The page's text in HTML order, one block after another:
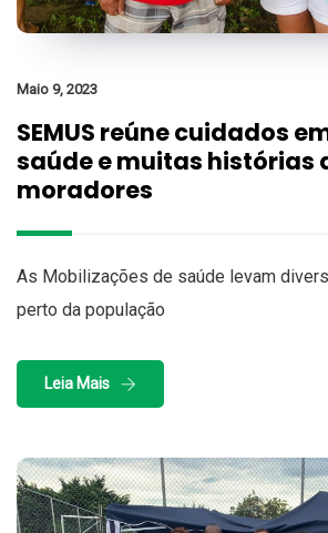
Maio 9, 2023
SEMUS reúne cuidados
saúde e muitas histórias
moradores
As Mobilizações de saúde levam
perto da população
Leia Mais